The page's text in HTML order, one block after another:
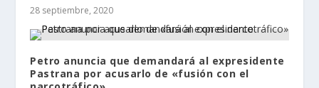
28 septiembre, 2020
Petro anuncia que demandará al expresidente
Pastrana por acusarlo de «fusión con el